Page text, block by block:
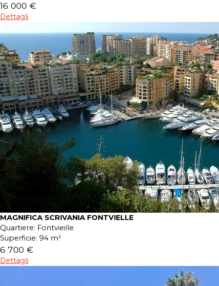
16 000 €
Dettagli
MAGNIFICA SCRIVANIA FONTVIELLE
Quartiere: Fontvieille
Superficie: 94 m²
6 700 €
Dettagli